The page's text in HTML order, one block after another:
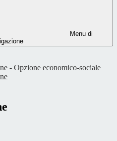
Menu di
- Opzione economico-sociale